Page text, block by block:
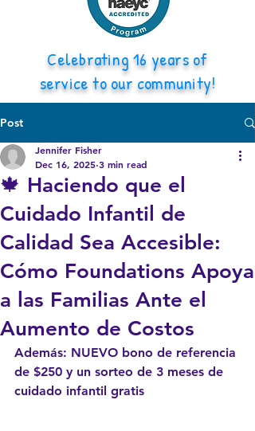
Celebrating 16 years of
service to our community!
Post
🍁 Haciendo que el
Cuidado Infantil de
Calidad Sea Accesible:
Cómo Foundations Apoya
a las Familias Ante el
Aumento de Costos
Jennifer Fisher
Dec 16, 2025 3 min read
Además: NUEVO bono de referencia
de $250 y un sorteo de 3 meses de
cuidado infantil gratis